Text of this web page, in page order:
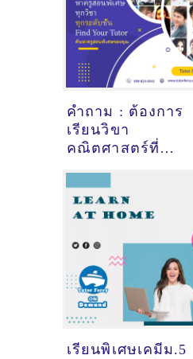
คำถาม : ต้องการ
เรียนวิขา
คณิตศาสตร์ที่
พิษณุโลก - ดูคำ
แนะนำครูสอนพิเศษ
ที่นี่
เรียนพิเศษเคมีม.5